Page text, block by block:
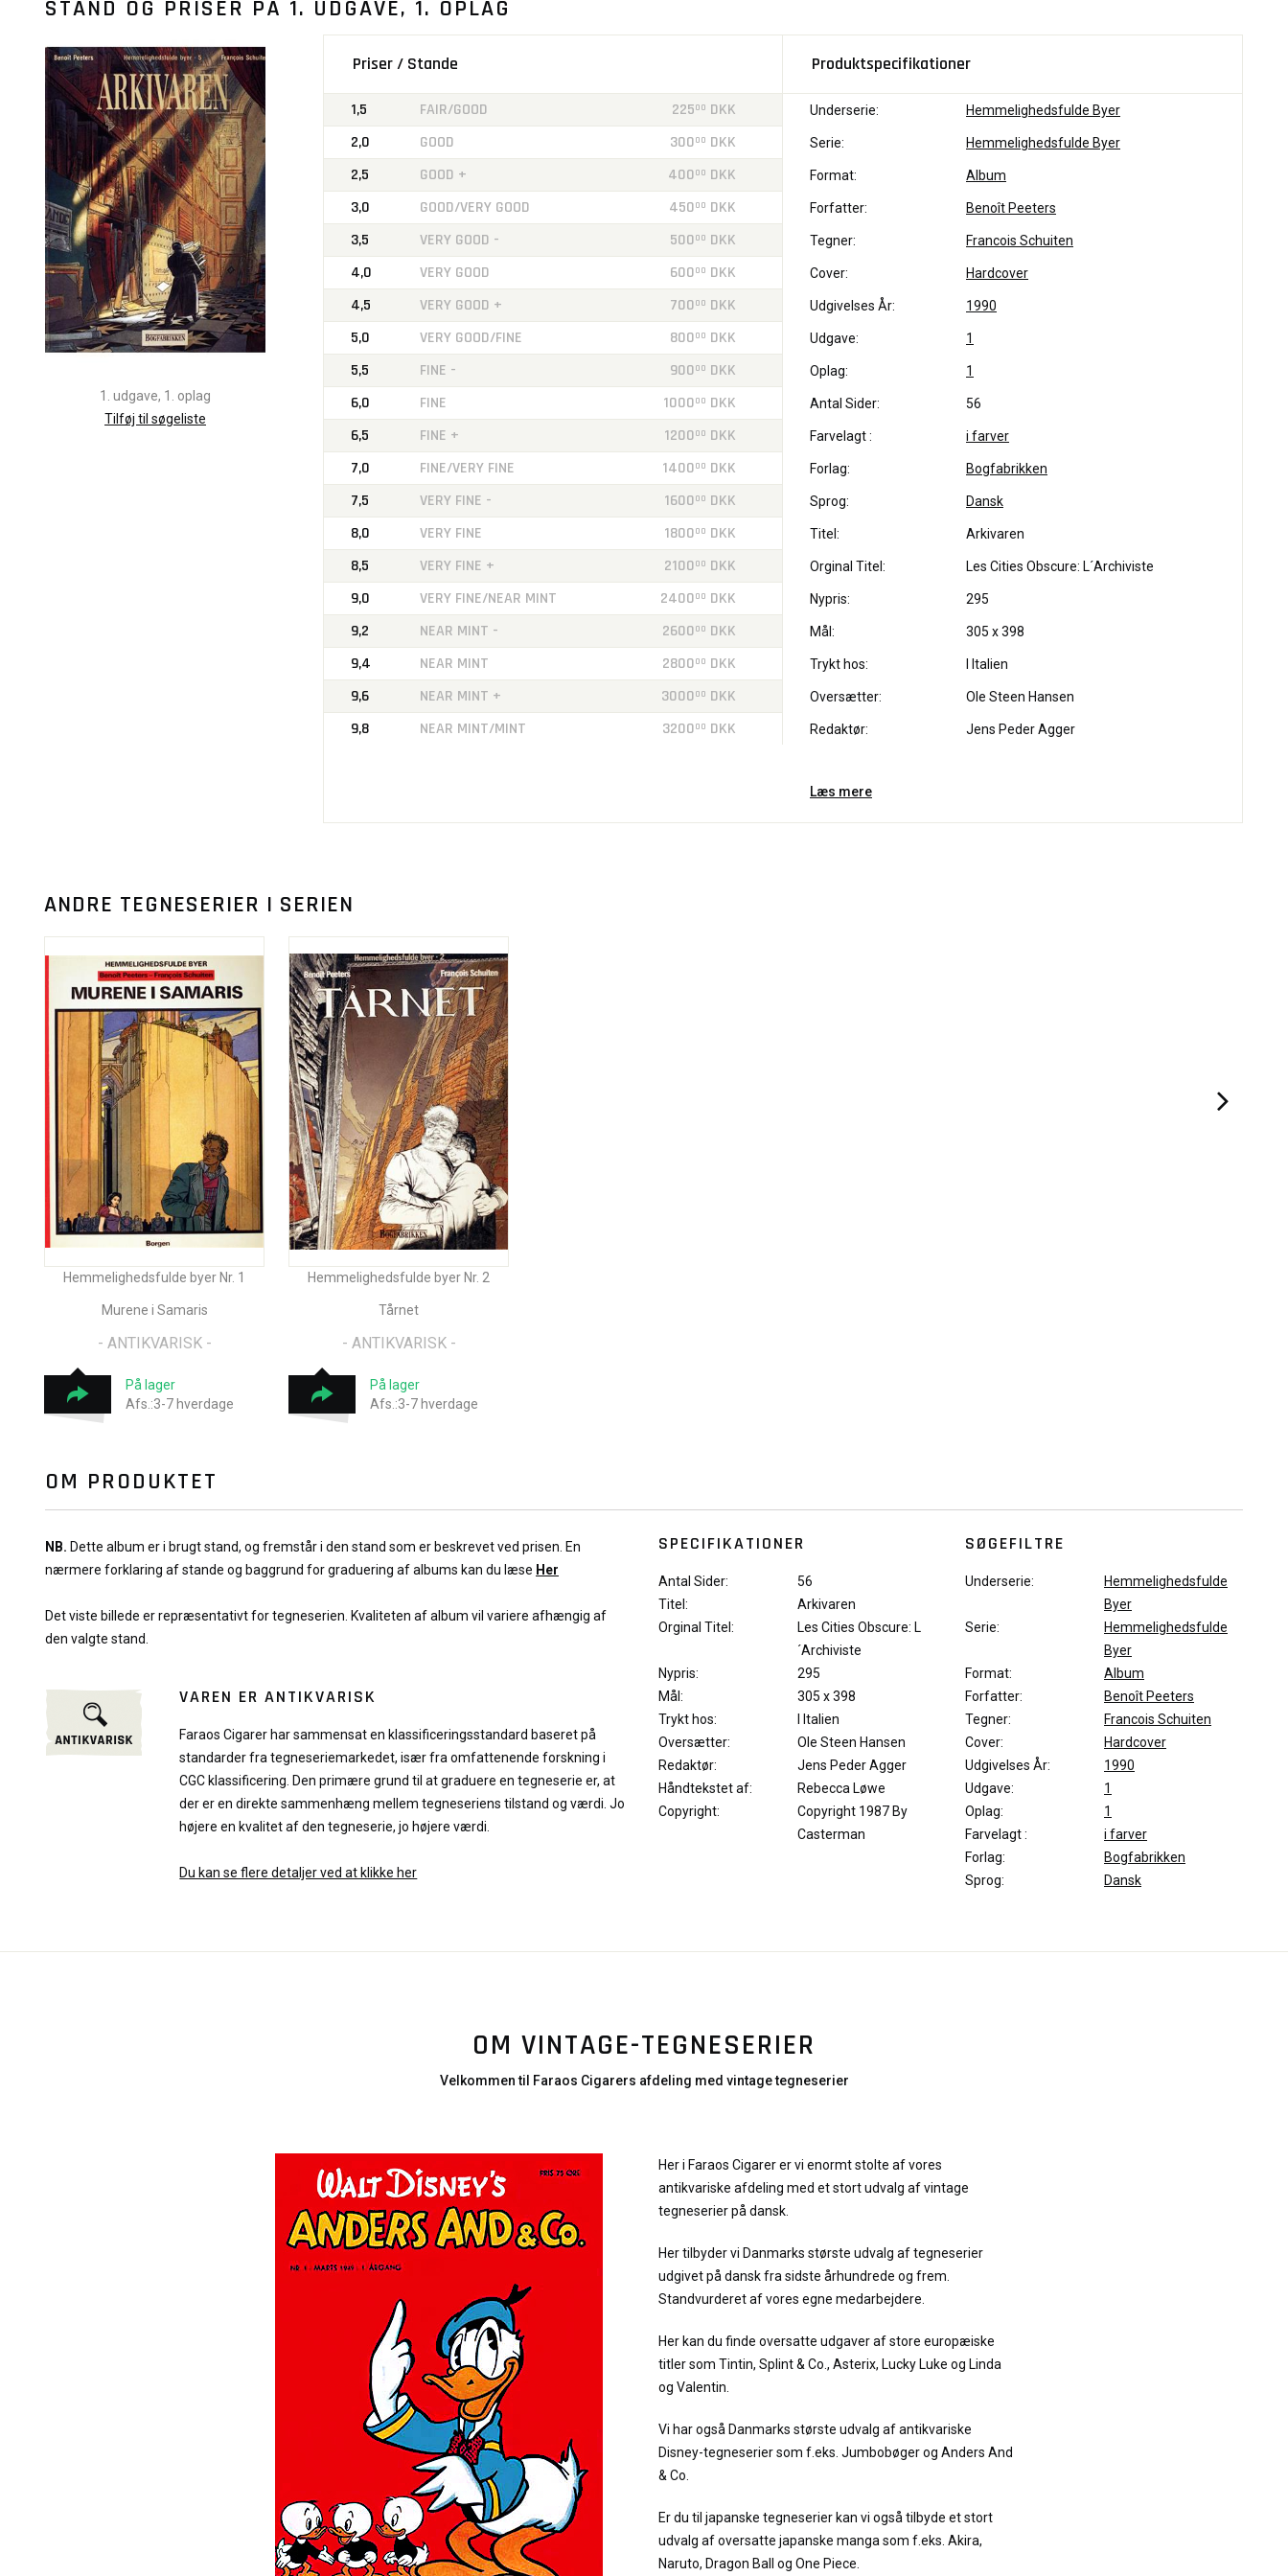
STAND OG PRISER PÅ 1. UDGAVE, 1. OPLAG
1. udgave, 1. oplag
Tilføj til søgeliste
Priser / Stande
1,5 FAIR/GOOD 22500 DKK
2,0
GOOD 30000 DKK
2,5
GOOD + 40000 DKK
3,0
GOOD/VERY GOOD 45000 DKK
3,5
VERY GOOD - 50000 DKK
4,0
VERY GOOD 60000 DKK
4,5
VERY GOOD + 70000 DKK
5,0
VERY GOOD/FINE 80000 DKK
5,5
FINE - 90000 DKK
6,0
FINE 100000 DKK
6,5
FINE + 120000 DKK
7,0
FINE/VERY FINE 140000 DKK
7,5
VERY FINE - 160000 DKK
8,0
VERY FINE 180000 DKK
8,5
VERY FINE + 210000 DKK
9,0
VERY FINE/NEAR MINT 240000 DKK
9,2
NEAR MINT - 260000 DKK
9,4
NEAR MINT 280000 DKK
9,6
NEAR MINT + 300000 DKK
9,8
NEAR MINT/MINT 320000 DKK
Produktspecifikationer
Underserie: Hemmelighedsfulde Byer
Serie: Hemmelighedsfulde Byer
Format: Album
Forfatter: Benoît Peeters
Tegner: Francois Schuiten
Cover: Hardcover
Udgivelses År: 1990
Udgave: 1
Oplag: 1
Antal Sider: 56
Farvelagt : i farver
Forlag: Bogfabrikken
Sprog: Dansk
Titel: Arkivaren
Orginal Titel: Les Cities Obscure: L´Archiviste
Nypris: 295
Mål: 305 x 398
Trykt hos: I Italien
Oversætter: Ole Steen Hansen
Redaktør: Jens Peder Agger
Læs mere
ANDRE TEGNESERIER I SERIEN
Hemmelighedsfulde byer Nr. 1
Murene i Samaris
- ANTIKVARISK -
På lager
Afs.:3-7 hverdage
Hemmelighedsfulde byer Nr. 2
Tårnet
- ANTIKVARISK -
På lager
Afs.:3-7 hverdage
OM PRODUKTET
NB. Dette album er i brugt stand, og fremstår i den stand som er beskrevet ved prisen. En
nærmere forklaring af stande og baggrund for graduering af albums kan du læse Her
Det viste billede er repræsentativt for tegneserien. Kvaliteten af album vil variere afhængig af
den valgte stand.
VAREN ER ANTIKVARISK
Faraos Cigarer har sammensat en klassificeringsstandard baseret på
standarder fra tegneseriemarkedet, især fra omfattenende forskning i
CGC klassificering. Den primære grund til at graduere en tegneserie er, at
der er en direkte sammenhæng mellem tegneseriens tilstand og værdi. Jo
højere en kvalitet af den tegneserie, jo højere værdi.
Du kan se flere detaljer ved at klikke her
SPECIFIKATIONER
Antal Sider:
56
Titel:
Arkivaren
Orginal Titel:
Les Cities Obscure: L
´Archiviste
Nypris:
295
Mål:
305 x 398
Trykt hos:
I Italien
Oversætter:
Ole Steen Hansen
Redaktør:
Jens Peder Agger
Håndtekstet af:
Rebecca Løwe
Copyright:
Copyright 1987 By
Casterman
SØGEFILTRE
Underserie:
Hemmelighedsfulde
Byer
Serie:
Hemmelighedsfulde
Byer
Format:
Album
Forfatter:
Benoît Peeters
Tegner:
Francois Schuiten
Cover:
Hardcover
Udgivelses År:
1990
Udgave:
1
Oplag:
1
Farvelagt :
i farver
Forlag:
Bogfabrikken
Sprog:
Dansk
OM VINTAGE-TEGNESERIER
Velkommen til Faraos Cigarers afdeling med vintage tegneserier
Her i Faraos Cigarer er vi enormt stolte af vores
antikvariske afdeling med et stort udvalg af vintage
tegneserier på dansk.
Her tilbyder vi Danmarks største udvalg af tegneserier
udgivet på dansk fra sidste århundrede og frem.
Standvurderet af vores egne medarbejdere.
Her kan du finde oversatte udgaver af store europæiske
titler som Tintin, Splint & Co., Asterix, Lucky Luke og Linda
og Valentin.
Vi har også Danmarks største udvalg af antikvariske
Disney-tegneserier som f.eks. Jumbobøger og Anders And
& Co.
Er du til japanske tegneserier kan vi også tilbyde et stort
udvalg af oversatte japanske manga som f.eks. Akira,
Naruto, Dragon Ball og One Piece.